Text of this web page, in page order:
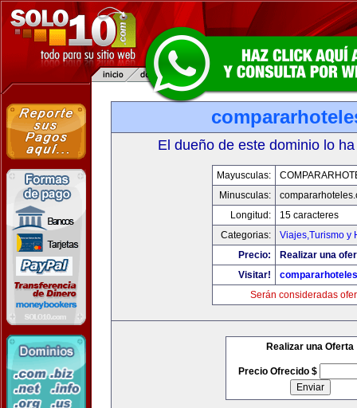
El dueño de este dominio lo
Mayusculas:
Minusculas:
Longitud:
15 caracteres
Categorias:
Viajes,Turismo y
Precio:
Realizar una
Visitar!
Serán consideradas
Realizar una Oferta
Precio Ofrecido $